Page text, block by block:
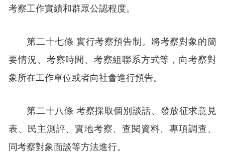
考察工作實績和群眾公認程度。
第二十七條 實行考察預告制。將考察對象的簡
要情況、考察時間、考察組聯系方式等，向考察對
象所在工作單位或者向社會進行預告。
第二十八條 考察採取個別談話、發放征求意見
表、民主測評、實地考察、查閱資料、專項調查、
同考察對象面談等方法進行。